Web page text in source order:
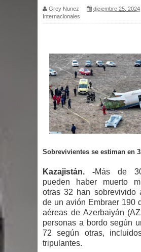
Belkis Concepción
dominicanos a unirse
PRM del Gobierno
Tres detenidos tras
presunta estafa
Ayuntamiento de
PRM votará “por
nuevas autoridades
El expresidente
Humala queda en
Grey Nunez
diciembre 25, 2024
Internacionales
Sobrevivientes se estiman en
Kazajistán. -Más de
pueden haber muerto
otras 32 han sobrevivido
de un avión Embraer 190
aéreas de Azerbaiyán
personas a bordo según
72 según otras,
tripulantes.